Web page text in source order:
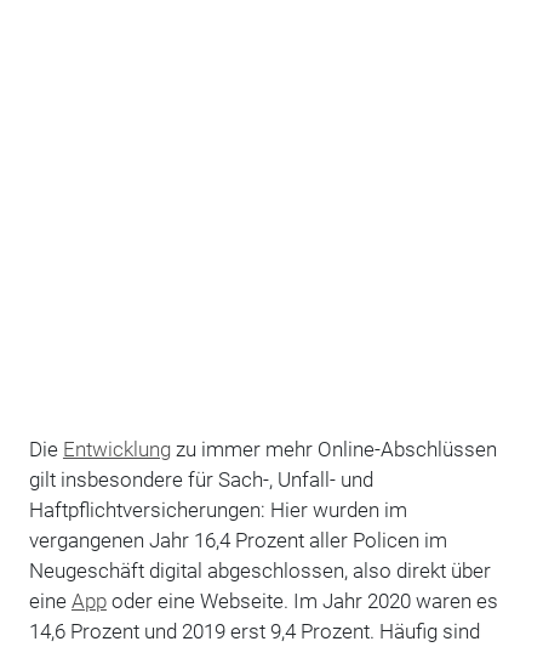
Die Entwicklungzu immer mehr Online-Abschlüssen
gilt insbesondere für Sach-, Unfall- und
Haftpflichtversicherungen: Hier wurden im
vergangenen Jahr 16,4 Prozent aller Policen im
Neugeschäft digital abgeschlossen, also direkt über
eine Appoder eine Webseite. Im Jahr 2020 waren es
14,6 Prozent und 2019 erst 9,4 Prozent. Häufig sind